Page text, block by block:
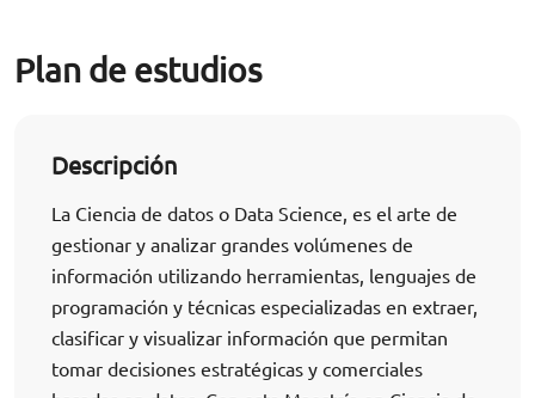
Plan de estudios
Descripción
La Ciencia de datos o Data Science, es el arte de
gestionar y analizar grandes volúmenes de
información utilizando herramientas, lenguajes de
programación y técnicas especializadas en extraer,
clasificar y visualizar información que permitan
tomar decisiones estratégicas y comerciales